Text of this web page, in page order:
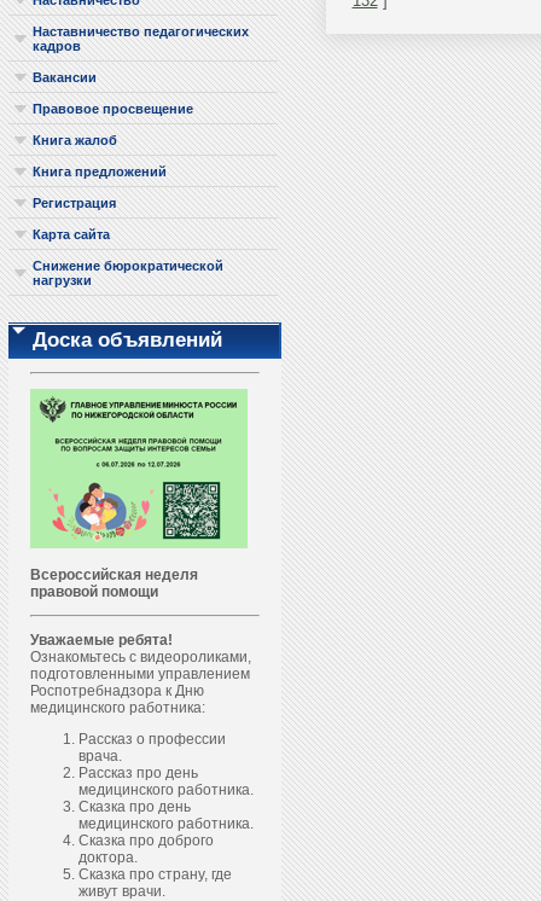
Наставничество педагогических
кадров
Вакансии
Правовое просвещение
Книга жалоб
Книга предложений
Регистрация
Карта сайта
Снижение бюрократической
нагрузки
Доска объявлений
Всероссийская неделя
правовой помощи
Уважаемые ребята!
Ознакомьтесь с видеороликами,
подготовленными управлением
Роспотребнадзора к Дню
медицинского работника:
Рассказ о профессии
врача.
Рассказ про день
медицинского работника.
Сказка про день
медицинского работника.
Сказка про доброго
доктора.
Сказка про страну, где
живут врачи.